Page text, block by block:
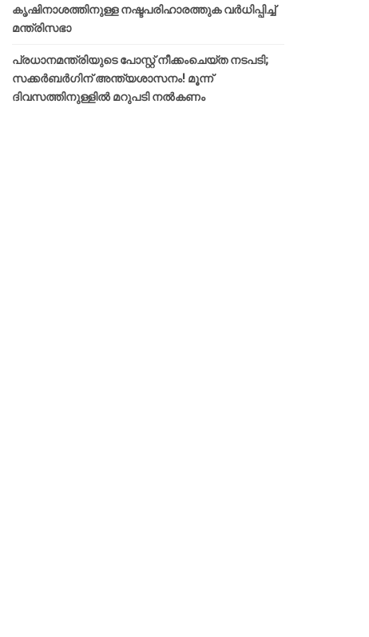
കൃഷിനാശത്തിനുള്ള നഷ്ടപരിഹാരത്തുക വർ‌ധിപ്പിച്ച്
മന്ത്രിസഭാ
പ്രധാനമന്ത്രിയുടെ പോസ്റ്റ് നീക്കംചെയ്ത നടപടി;
സക്കർബർഗിന് അന്ത്യശാസനം! മൂന്ന്
ദിവസത്തിനുള്ളില്‍ മറുപടി നല്‍കണം